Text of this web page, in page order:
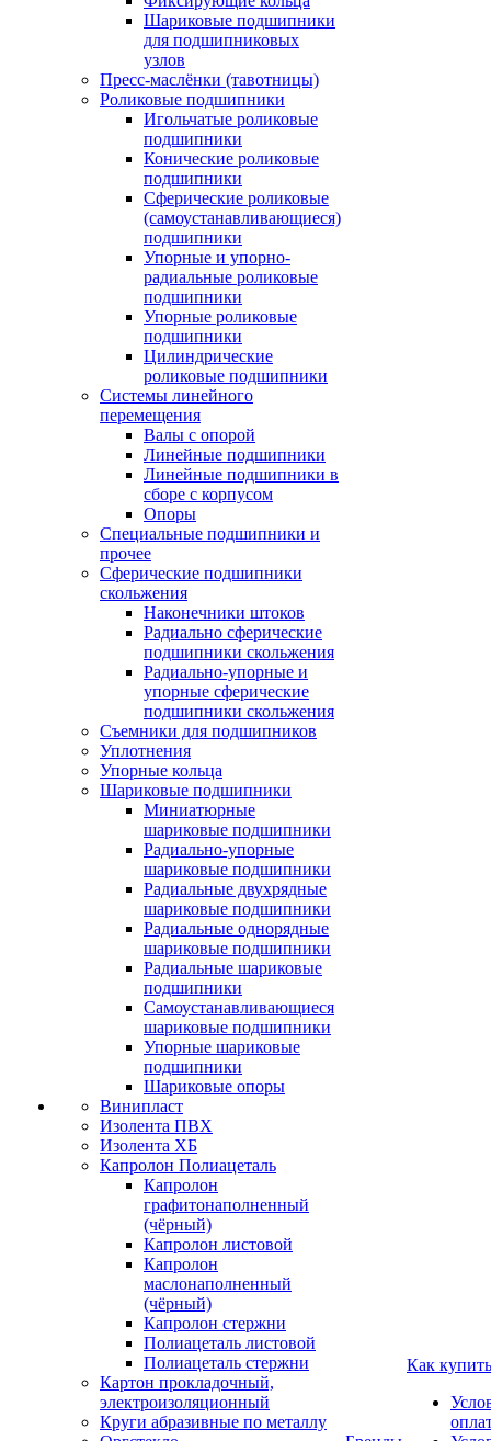
Шариковые подшипники
для подшипниковых
узлов
Пресс-маслёнки (тавотницы)
Роликовые подшипники
Игольчатые роликовые
подшипники
Конические роликовые
подшипники
Сферические роликовые
(самоустанавливающиеся)
подшипники
Упорные и упорно-
радиальные роликовые
подшипники
Упорные роликовые
подшипники
Цилиндрические
роликовые подшипники
Системы линейного
перемещения
Валы с опорой
Линейные подшипники
Линейные подшипники в
сборе с корпусом
Опоры
Специальные подшипники и
прочее
Сферические подшипники
скольжения
Наконечники штоков
Радиально сферические
подшипники скольжения
Радиально-упорные и
упорные сферические
подшипники скольжения
Съемники для подшипников
Уплотнения
Упорные кольца
Шариковые подшипники
Миниатюрные
шариковые подшипники
Радиально-упорные
шариковые подшипники
Радиальные двухрядные
шариковые подшипники
Радиальные однорядные
шариковые подшипники
Радиальные шариковые
подшипники
Самоустанавливающиеся
шариковые подшипники
Упорные шариковые
подшипники
Шариковые опоры
Винипласт
Изолента ПВХ
Изолента ХБ
Капролон Полиацеталь
Капролон
графитонаполненный
(чёрный)
Капролон листовой
Капролон
маслонаполненный
(чёрный)
Капролон стержни
Полиацеталь листовой
Полиацеталь стержни
Картон прокладочный,
электроизоляционный
Круги абразивные по металлу
Как купить